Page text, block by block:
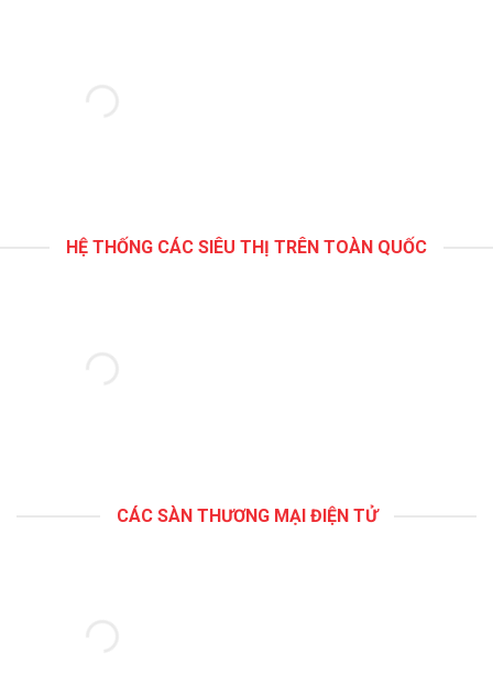
HỆ THỐNG CÁC SIÊU THỊ TRÊN TOÀN QUỐC
CÁC SÀN THƯƠNG MẠI ĐIỆN TỬ